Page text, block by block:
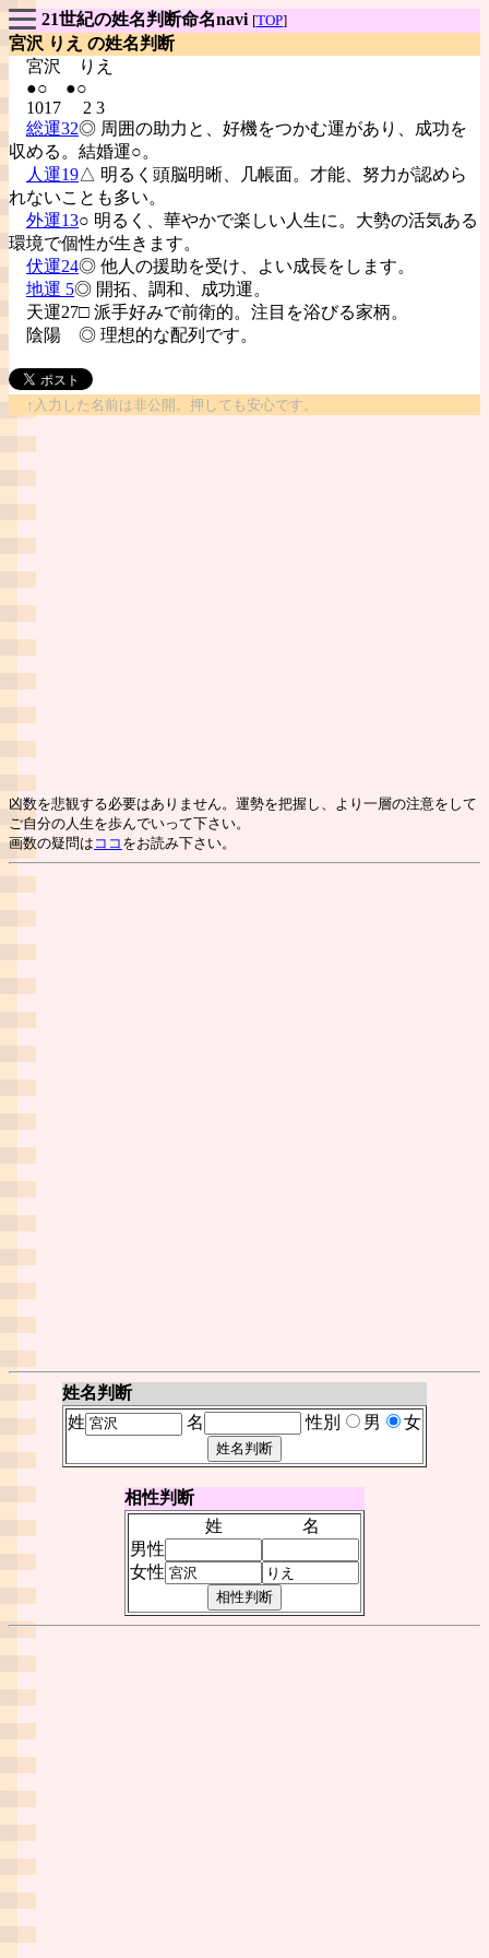
21世紀の姓名判断命名navi [TOP]
宮沢 りえ の姓名判断
宮沢
りえ
●○ ●○
1017 2 3
総運32◎ 周囲の助力と、好機をつかむ運があり、成功を
収める。結婚運○。
人運19△ 明るく頭脳明晰、几帳面。才能、努力が認めら
れないことも多い。
外運13○ 明るく、華やかで楽しい人生に。大勢の活気ある
環境で個性が生きます。
伏運24◎ 他人の援助を受け、よい成長をします。
地運 5◎ 開拓、調和、成功運。
天運27□ 派手好みで前衛的。注目を浴びる家柄。
陰陽 ◎ 理想的な配列です。
↑入力した名前は非公開。押しても安心です。
凶数を悲観する必要はありません。運勢を把握し、より一層の注意をして
ご自分の人生を歩んでいって下さい。
画数の疑問は ココ をお読み下さい。
姓名判断
姓
名 性別 男 女
相性判断
姓
名
男性
女性